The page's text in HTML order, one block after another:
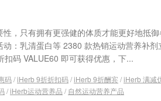
，只有拥有更强健的体质才能更好地抵御
：乳清蛋白等 2380 款热销运动营养补剂
码 VALUE60 即可获得优惠，下...
码/iHerb 9折折扣码/iHerb 9折酬宾/iHerb 满减
/iHerb运动营养品 / 自然运动营养产品